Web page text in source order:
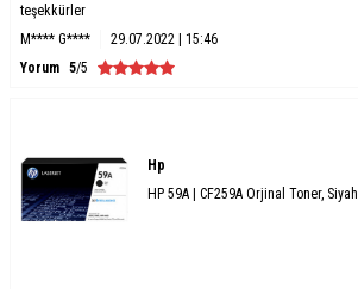
teşekkürler
M**** G****
29.07.2022 | 15:46
Yorum 5/5
Hp
HP 59A | CF259A Orjinal Toner, Siyah